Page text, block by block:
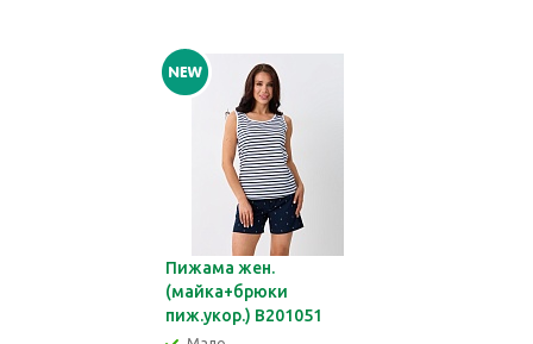
Пижама жен.
(майка+брюки
пиж.укор.) В201051